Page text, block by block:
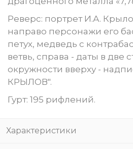
Реверс: портрет И.А.
направо персонажи его
петух, медведь с
ветвь, справа - даты в две
окружности вверху -
КРЫЛОВ".
Гурт: 195 рифлений.
Характеристики